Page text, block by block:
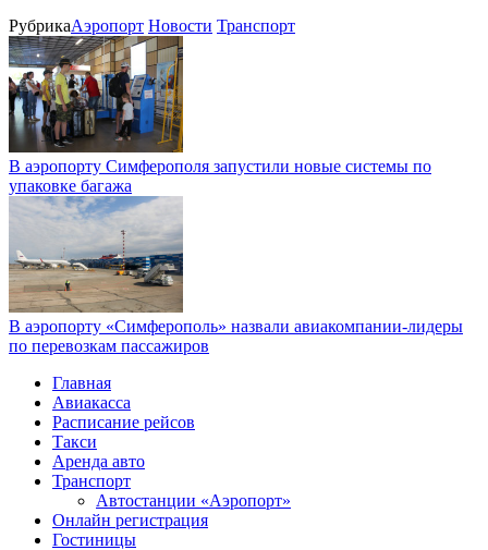
РубрикаАэропорт Новости Транспорт
В аэропорту Симферополя запустили новые системы по
упаковке багажа
В аэропорту «Симферополь» назвали авиакомпании-лидеры
по перевозкам пассажиров
Главная
Авиакасса
Расписание рейсов
Такси
Аренда авто
Транспорт
Автостанции «Аэропорт»
Онлайн регистрация
Гостиницы